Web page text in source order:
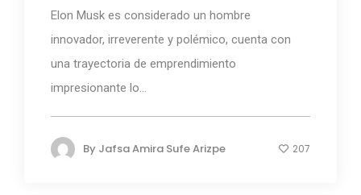
Elon Musk es considerado un hombre
innovador, irreverente y polémico, cuenta con
una trayectoria de emprendimiento
impresionante lo...
By Jafsa Amira Sufe Arizpe 207